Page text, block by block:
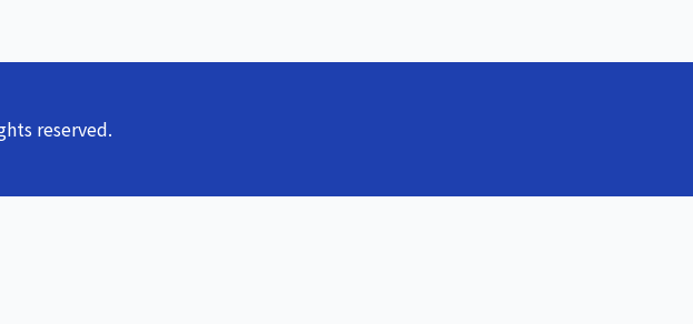
reserved.